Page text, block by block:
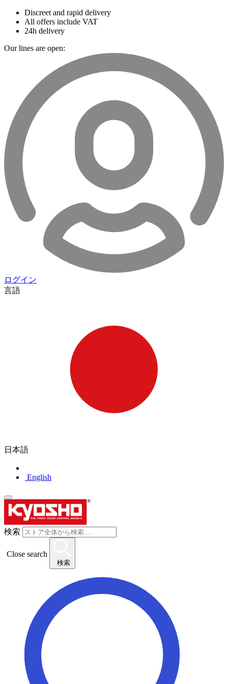
Discreet and rapid delivery
All offers include VAT
24h delivery
Our lines are open:
ログイン
言語
日本語
English
検索
Close search
検索